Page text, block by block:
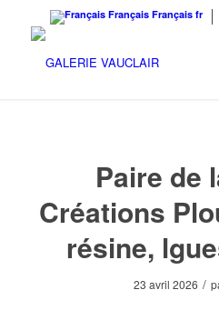
Français Français fr
Paire de
Créations
résine,
23 avril 2026 /